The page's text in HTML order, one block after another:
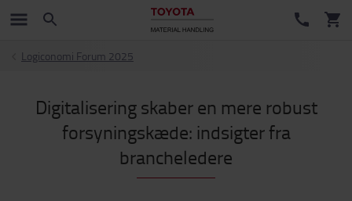
Logiconomi Forum 2025
Digitalisering skaber en mere robust
forsyningskæde: indsigter fra
brancheledere